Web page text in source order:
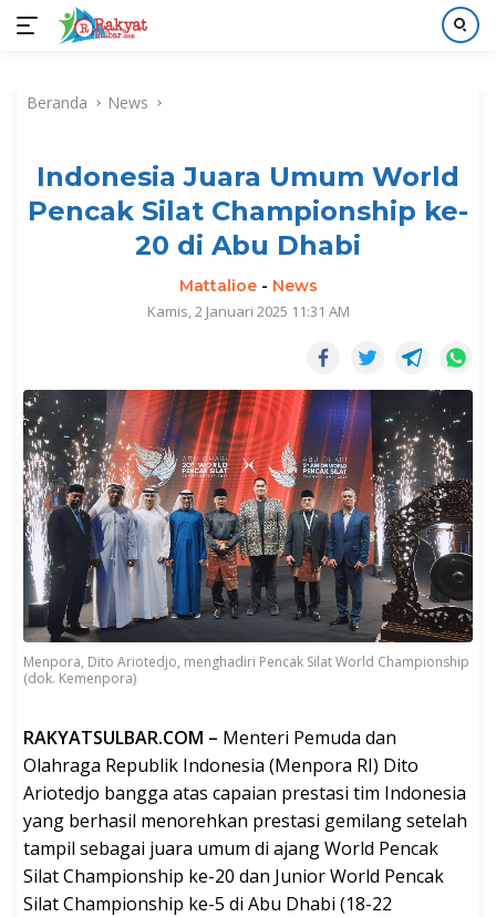
kontenBeranda News
Indonesia Juara Umum World
Pencak Silat Championship ke-
20 di Abu Dhabi
Mattalioe- News
Kamis, 2 Januari 2025 11:31 AM
Menpora, Dito Ariotedjo, menghadiri Pencak Silat World Championship
(dok. Kemenpora)
RAKYATSULBAR.COM – Menteri Pemuda dan
Olahraga Republik Indonesia (Menpora RI) Dito
Ariotedjo bangga atas capaian prestasi tim Indonesia
yang berhasil menorehkan prestasi gemilang setelah
tampil sebagai juara umum di ajang World Pencak
Silat Championship ke-20 dan Junior World Pencak
Silat Championship ke-5 di Abu Dhabi (18-22